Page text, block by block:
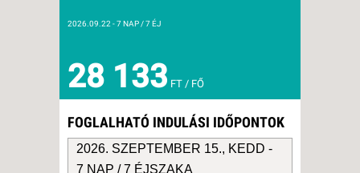
2026.09.22 - 7 NAP / 7 ÉJ
28 133 FT / FŐ
FOGLALHATÓ INDULÁSI IDŐPONTOK
2026. SZEPTEMBER 15., KEDD -
7 NAP / 7 ÉJSZAKA